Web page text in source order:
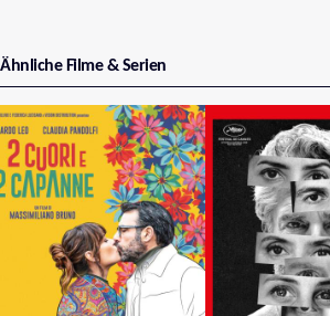
Ähnliche Filme & Serien